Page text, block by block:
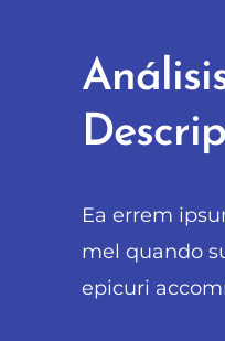
Ea errem
mel quando
epicuri